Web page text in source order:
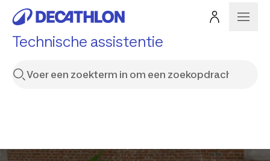
Technische assistentie